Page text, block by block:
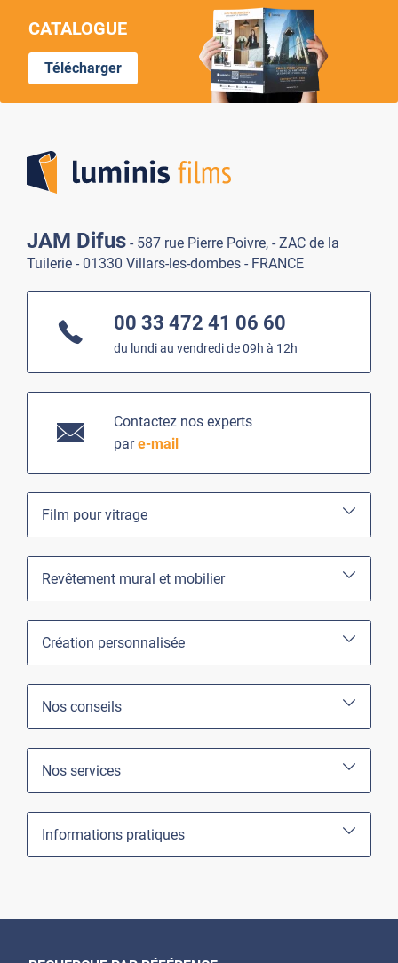
CATALOGUE
Télécharger
JAM Difus - 587 rue Pierre Poivre, - ZAC de la
Tuilerie - 01330 Villars-les-dombes - FRANCE
00 33 472 41 06 60
du lundi au vendredi de 09h à 12h
Contactez nos experts
pare-mail
Film pour vitrage
Revêtement mural et mobilier
Création personnalisée
Nos conseils
Nos services
Informations pratiques